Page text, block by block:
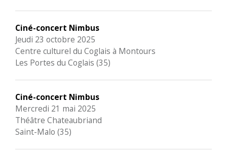
Ciné-concert Nimbus
Jeudi 23 octobre 2025
Centre culturel du Coglais à Montours
Les Portes du Coglais (35)
Ciné-concert Nimbus
Mercredi 21 mai 2025
Théâtre Chateaubriand
Saint-Malo (35)